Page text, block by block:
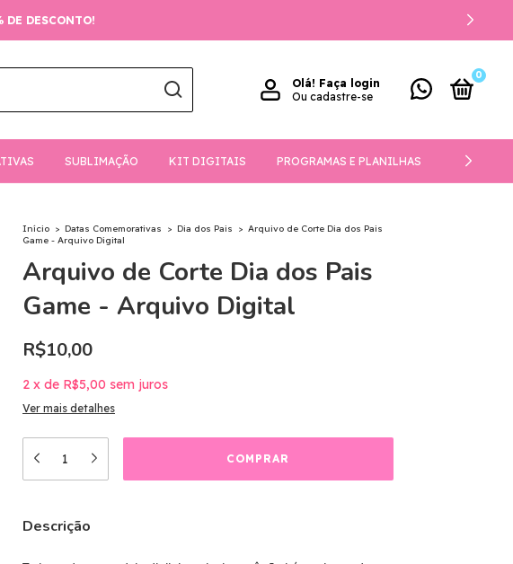
DE DESCONTO!
Olá! Faça login
Ou cadastre-se
0
SUBLIMAÇÃO KIT DIGITAIS PROGRAMAS E PLANILHAS
Início > Datas Comemorativas > Dia dos Pais > Arquivo de Corte Dia dos Pais
Game - Arquivo Digital
Arquivo de Corte Dia dos Pais
Game - Arquivo Digital
R$10,00
2 x de R$5,00 sem juros
Ver mais detalhes
Descrição